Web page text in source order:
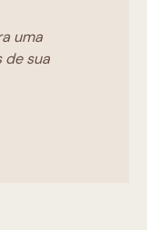
uma
de sua